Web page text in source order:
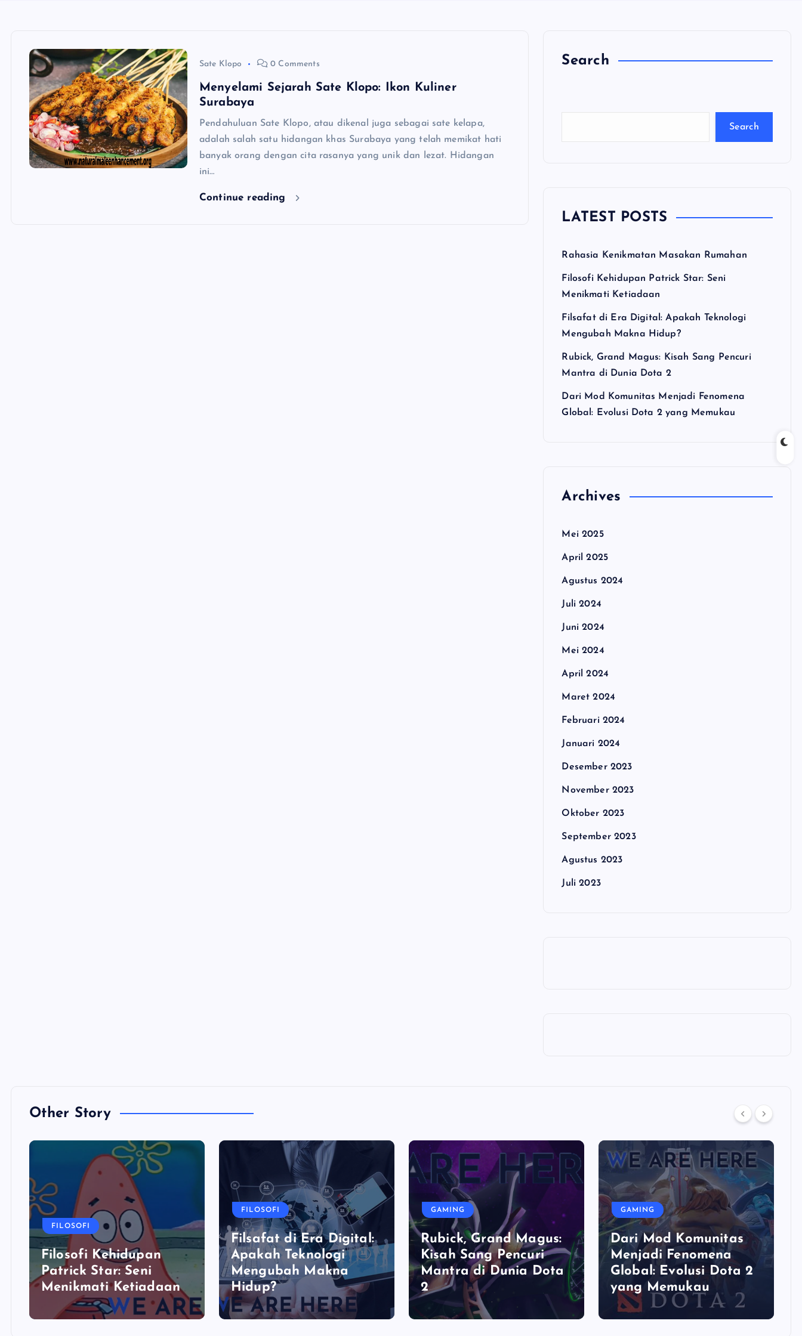
Sate Klopo 0 Comments
Menyelami Sejarah Sate Klopo: Ikon Kuliner
Surabaya
Pendahuluan Sate Klopo, atau dikenal juga sebagai sate kelapa,
adalah salah satu hidangan khas Surabaya yang telah memikat hati
banyak orang dengan cita rasanya yang unik dan lezat. Hidangan
ini…
Continue reading
Search
C
Search
LATEST POSTS
Rahasia Kenikmatan Masakan Rumahan
Filosofi Kehidupan Patrick Star: Seni
Menikmati Ketiadaan
Filsafat di Era Digital: Apakah Teknologi
Mengubah Makna Hidup?
Rubick, Grand Magus: Kisah Sang Pencuri
Mantra di Dunia Dota 2
Dari Mod Komunitas Menjadi Fenomena
Global: Evolusi Dota 2 yang Memukau
Archives
Mei 2025
April 2025
Agustus 2024
Juli 2024
Juni 2024
Mei 2024
April 2024
Maret 2024
Februari 2024
Januari 2024
Desember 2023
November 2023
Oktober 2023
September 2023
Agustus 2023
Juli 2023
Other Story
FILOSOFI
Filosofi Kehidupan
Patrick Star: Seni
Menikmati Ketiadaan
FILOSOFI
Filsafat di Era Digital:
Apakah Teknologi
Mengubah Makna
Hidup?
GAMING
Rubick, Grand Magus:
Kisah Sang Pencuri
Mantra di Dunia Dota
2
GAMING
Dari Mod Komunitas
Menjadi Fenomena
Global: Evolusi Dota 2
yang Memukau